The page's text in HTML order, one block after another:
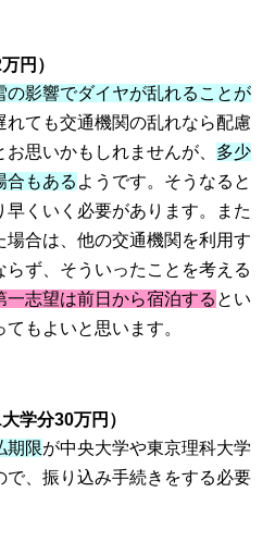
円）
の影響でダイヤが乱れることが
れても交通機関の乱れなら配慮
思いかもしれませんが、 多少
合もある ようです。そうなると
くいく必要があります。また
合は、他の交通機関を利用す
らず、そういったことを考える
志望は前日から宿泊する とい
もよいと思います。
学分30万円）
期限が中央大学や東京理科大学
、振り込み手続きをする必要